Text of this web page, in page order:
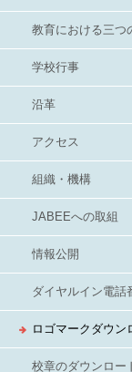
教育における三つ
学校行事
沿革
アクセス
組織・機構
JABEEへの取組
情報公開
ダイヤルイン電話
ロゴマークダウン
校章のダウンロー